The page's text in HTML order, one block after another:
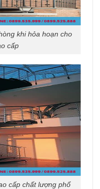
khi hỏa hoạn cho
cấp
cấp chất lượng phổ